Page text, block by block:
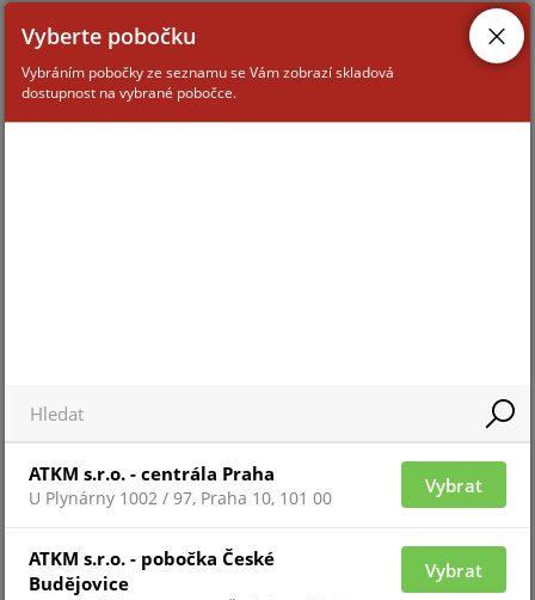
ZAŘAZENÍ ZBOŽÍ
Vyberte pobočku
Vybráním pobočky ze seznamu se Vám zobrazí skladová
dostupnost na vybrané pobočce.
ATKM s.r.o. - centrála Praha
U Plynárny 1002 / 97, Praha 10, 101 00
Vybrat
ATKM s.r.o. - pobočka České
Budějovice
Vybrat